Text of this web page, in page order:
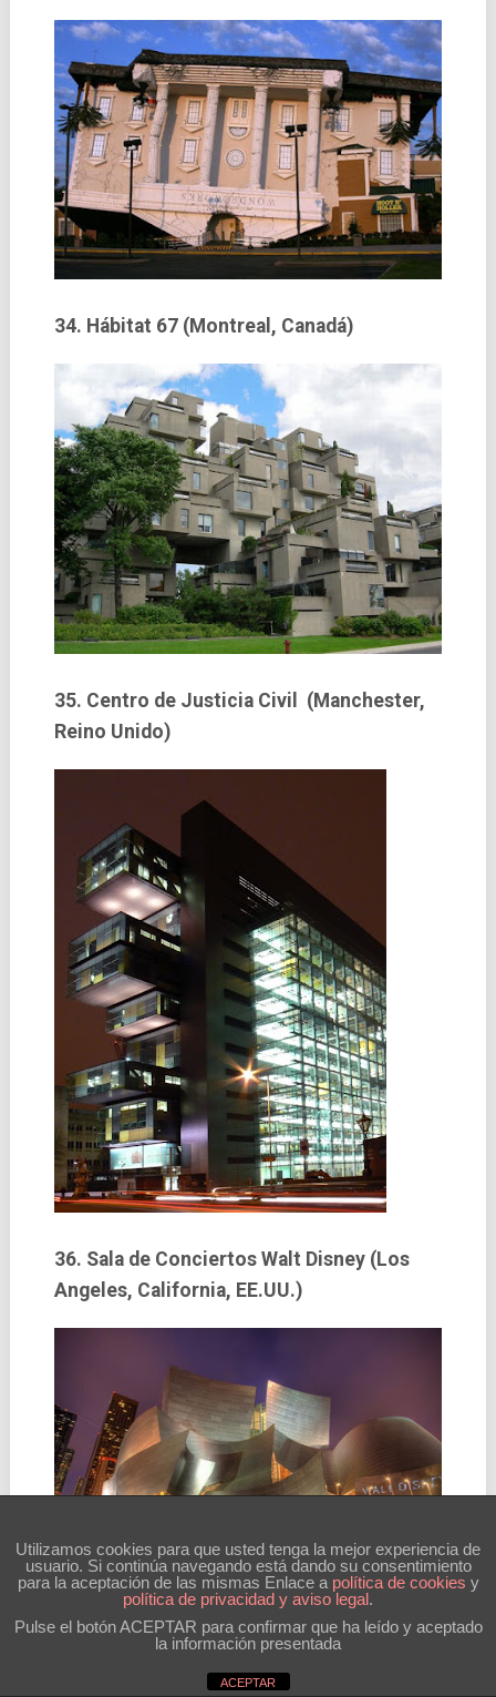
34. Hábitat 67 (Montreal, Canadá)
35. Centro de Justicia Civil (Manchester,
Reino Unido)
36. Sala de Conciertos Walt Disney (Los
Angeles, California, EE.UU.)
37. Casa de calzado (Pennsylvania, EE.UU.)
Utilizamos cookies para que usted tenga la mejor experiencia de
usuario. Si continúa navegando está dando su consentimiento
para la aceptación de las mismas Enlace a polí­tica de cookies y
política de privacidad y aviso legal.
Pulse el botón ACEPTAR para confirmar que ha leído y aceptado
la información presentada
ACEPTAR